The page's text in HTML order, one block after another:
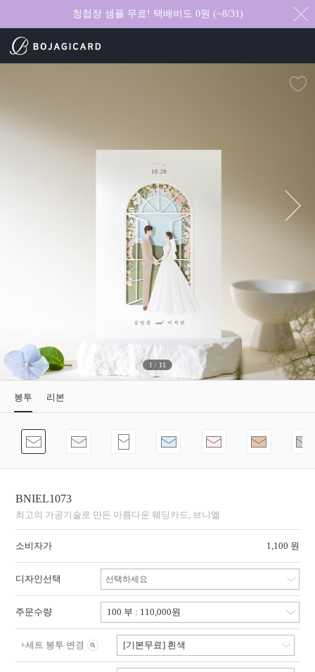
청첩장 샘플 무료! 택배비도 0원 (~8/31)
1 / 11
BNIEL1073
최고의 가공기술로 만든 아름다운 웨딩카드, 브니엘
소비자가 1,100 원
봉투 리본
디자인선택 선택하세요
주문수량
+세트 봉투 변경 [기본무료] 흰색